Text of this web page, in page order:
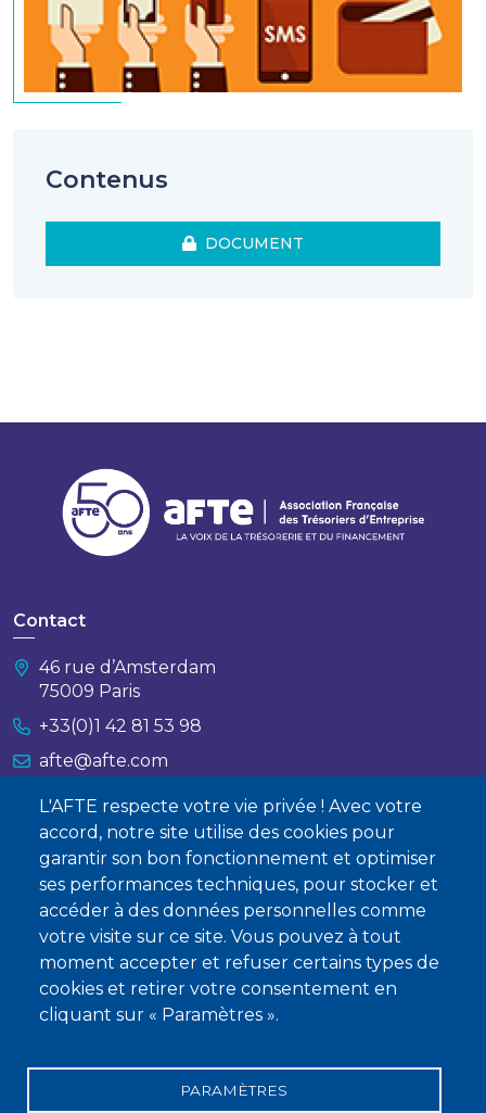
L'AFTE respecte votre vie privée ! Avec votre
accord, notre site utilise des cookies pour
garantir son bon fonctionnement et optimiser
ses performances techniques, pour stocker et
accéder à des données personnelles comme
votre visite sur ce site. Vous pouvez à tout
moment accepter et refuser certains types de
cookies et retirer votre consentement en
cliquant sur « Paramètres ».
PARAMÈTRES
Contenus
DOCUMENT
Contact
46 rue d’Amsterdam
75009 Paris
+33(0)1 42 81 53 98
afte@afte.com
Nous contacter
À propos
Qui sommes-nous ?
Devenir membre